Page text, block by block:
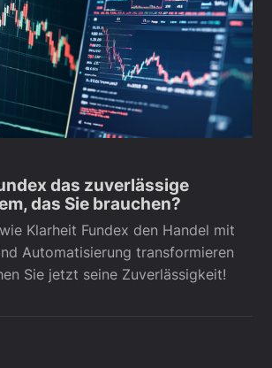
das zuverlässige
das Sie brauchen?
Klarheit Fundex den Handel mit
Automatisierung transformieren
Sie jetzt seine Zuverlässigkeit!